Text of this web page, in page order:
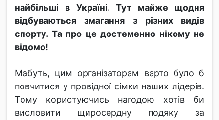
найбільші в Україні. Тут майже щодня
відбуваються змагання з різних видів
спорту. Та про це достеменно нікому не
відомо!
Мабуть, цим організаторам варто було б
повчитися у провідної сімки наших лідерів.
Тому користуючись нагодою хотів би
висловити щиросердну подяку за